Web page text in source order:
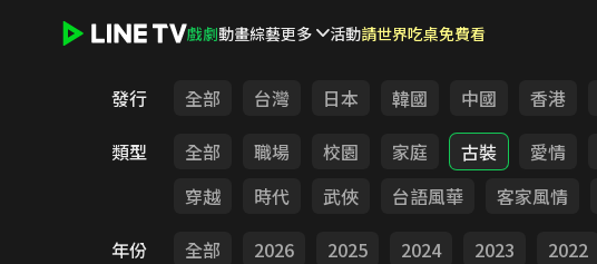
戲劇動畫綜藝更多 活動請世界吃桌免費看
發行 全部 台灣 日本 韓國 中國 香港
類型
全部 職場 校園 家庭 古裝 愛情
穿越
時代 武俠 台語風華 客家風情
年份
全部 2026 2025 2024 2023 2022